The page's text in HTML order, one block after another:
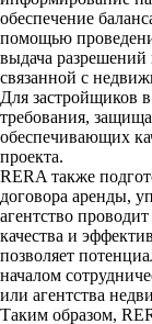
обеспечение
помощью
выдача разрешений
связанной с
Для застройщиков
требования,
обеспечивающих
проекта.
RERA также
договора аренды,
агентство
качества и
позволяет
началом
или агентства
Таким образом,